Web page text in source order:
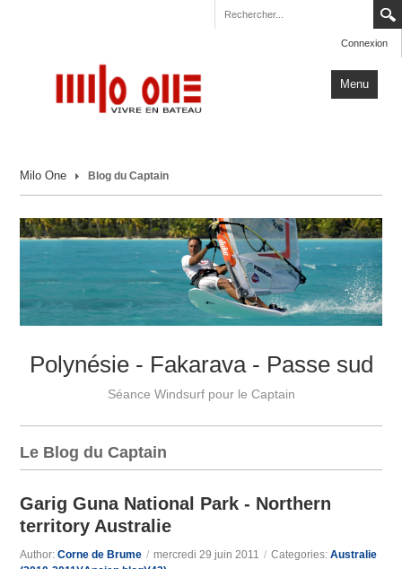
Connexion
Menu
Carnets de Voyage
Actualités
Plus
Milo One Blog du Captain
Polynésie - Fakarava - Passe sud
Séance Windsurf pour le Captain
Le Blog du Captain
Garig Guna National Park - Northern
territory Australie
Author:Corne de Brume / mercredi 29 juin 2011 / Categories:Australie